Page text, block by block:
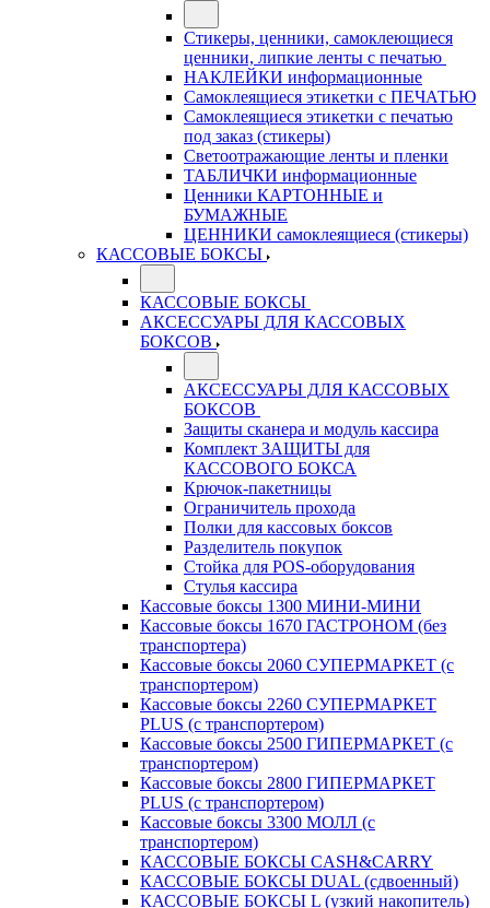
Стикеры, ценники, самоклеющиеся
ценники, липкие ленты с печатью
НАКЛЕЙКИ информационные
Самоклеящиеся этикетки с ПЕЧАТЬЮ
Самоклеящиеся этикетки с печатью
под заказ (стикеры)
Светоотражающие ленты и пленки
ТАБЛИЧКИ информационные
Ценники КАРТОННЫЕ и
БУМАЖНЫЕ
ЦЕННИКИ самоклеящиеся (стикеры)
КАССОВЫЕ БОКСЫ
КАССОВЫЕ БОКСЫ
АКСЕССУАРЫ ДЛЯ КАССОВЫХ
БОКСОВ
АКСЕССУАРЫ ДЛЯ КАССОВЫХ
БОКСОВ
Защиты сканера и модуль кассира
Комплект ЗАЩИТЫ для
КАССОВОГО БОКСА
Крючок-пакетницы
Ограничитель прохода
Полки для кассовых боксов
Разделитель покупок
Стойка для POS-оборудования
Стулья кассира
Кассовые боксы 1300 МИНИ-МИНИ
Кассовые боксы 1670 ГАСТРОНОМ (без
транспортера)
Кассовые боксы 2060 СУПЕРМАРКЕТ (с
транспортером)
Кассовые боксы 2260 СУПЕРМАРКЕТ
PLUS (с транспортером)
Кассовые боксы 2500 ГИПЕРМАРКЕТ (с
транспортером)
Кассовые боксы 2800 ГИПЕРМАРКЕТ
PLUS (с транспортером)
Кассовые боксы 3300 МОЛЛ (с
транспортером)
КАССОВЫЕ БОКСЫ CASH&CARRY
КАССОВЫЕ БОКСЫ DUAL (сдвоенный)
КАССОВЫЕ БОКСЫ L (узкий накопитель)